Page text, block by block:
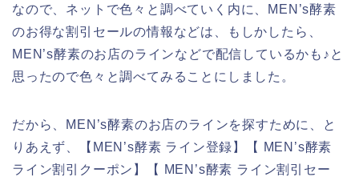
なので、ネットで色々と調べていく内に、MEN’s酵素
のお得な割引セールの情報などは、もしかしたら、
MEN’s酵素のお店のラインなどで配信しているかも♪と
思ったので色々と調べてみることにしました。
だから、MEN’s酵素のお店のラインを探すために、と
りあえず、【MEN’s酵素 ライン登録】【 MEN’s酵素
ライン割引クーポン】【 MEN’s酵素 ライン割引セー